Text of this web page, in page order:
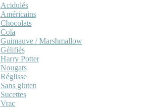
Acidulés
Américains
Chocolats
Cola
Guimauve / Marshmallow
Gélifiés
Harry Potter
Nougats
Réglisse
Sans gluten
Sucettes
Vrac